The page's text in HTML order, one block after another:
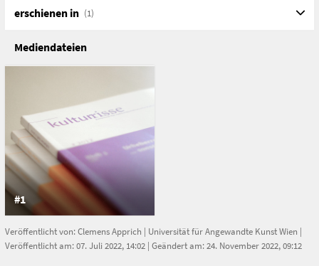
erschienen in (1)
Mediendateien
#1
Veröffentlicht von:Clemens Apprich | Universität für Angewandte Kunst Wien |
Veröffentlicht am: 07. Juli 2022, 14:02 | Geändert am: 24. November 2022, 09:12